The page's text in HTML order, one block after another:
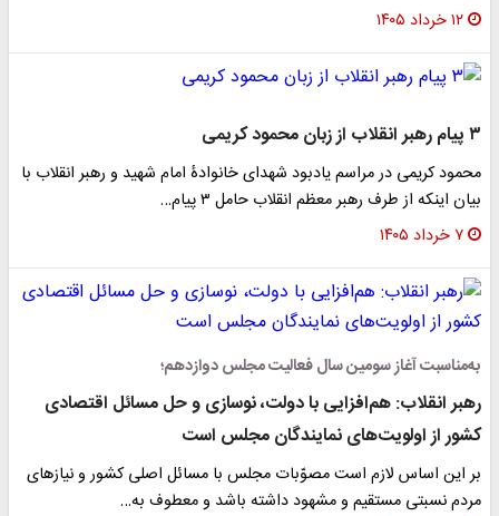
۱۲ خرداد ۱۴۰۵
۳ پیام رهبر انقلاب از زبان محمود کریمی
محمود کریمی در مراسم یادبود شهدای خانوادۀ امام شهید و رهبر انقلاب با
بیان اینکه از طرف رهبر معظم انقلاب حامل ۳ پیام…
۷ خرداد ۱۴۰۵
به‌مناسبت آغاز سومین سال فعالیت مجلس دوازدهم؛
رهبر انقلاب: هم‌افزایی با دولت، نوسازی و حل مسائل اقتصادی
کشور از اولویت‌های نمایندگان مجلس است
بر این اساس لازم است مصوّبات مجلس با مسائل اصلی کشور و نیازهای
مردم نسبتی مستقیم و مشهود داشته باشد و معطوف به…